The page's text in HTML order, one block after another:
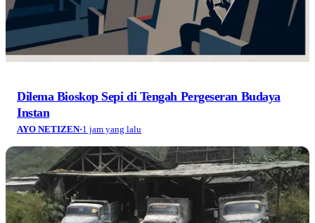
Dilema Bioskop Sepi di Tengah Pergeseran Budaya
Instan
AYO NETIZEN·1 jam yang lalu